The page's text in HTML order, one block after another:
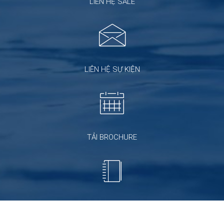
LIÊN HỆ SỰ KIỆN
TẢI BROCHURE